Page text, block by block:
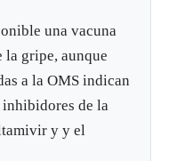
una vacuna
la gripe, aunque
a la OMS indican
inhibidores de la
y y el